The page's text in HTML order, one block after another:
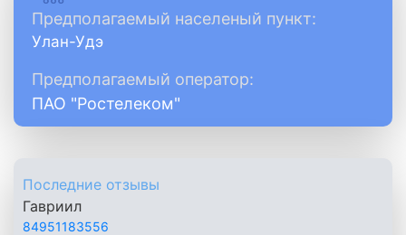
Предполагаемый населеный пункт:
Улан-Удэ
Предполагаемый оператор:
ПАО "Ростелеком"
Последние отзывы
Гавриил
84951183556